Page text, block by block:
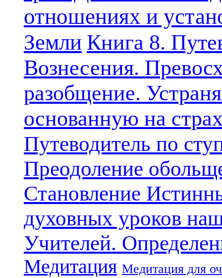
отношениях и
Земли Книга 8.
Вознесения.
разобщение.
основанную на
Путеводитель по
Преодоление
Становление
духовных уроков
Учителей.
Медитация Медитация для